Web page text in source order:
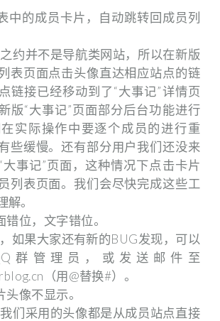
中的成员卡片，自动跳转回成员列
约并不是导航类网站，所以在新版
表页面点击头像直达相应站点的链
链接已经移动到了“大事记”详情页
版“大事记”页面部分后台功能进行
实际操作中要逐个成员的进行重
些缓慢。还有部分用户我们还没来
事记”页面，这种情况下点击卡片
列表页面。我们会尽快完成这些工
。
位，文字错位。
如果大家还有新的BUG发现，可以
群管理员，或发送邮件至
（用@替换#）。
像不显示。
们采用的头像都是从成员站点直接